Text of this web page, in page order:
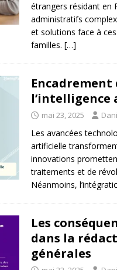
étrangers résidant en
administratifs
et solutions face à
familles. […]
Encadrement
mai 23, 2025
Les avancées
artificielle
innovations
traitements et de
Néanmoins,
Les
dans la
générales